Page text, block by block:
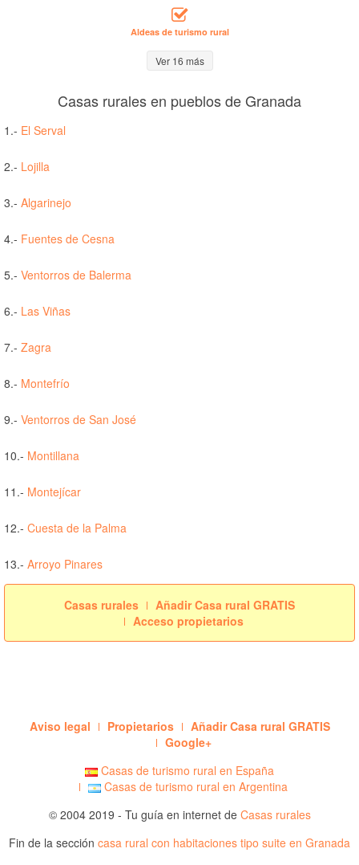
Aldeas de turismo rural
Ver 16 más
Casas rurales en pueblos de Granada
1.- El Serval
2.- Lojilla
3.- Algarinejo
4.- Fuentes de Cesna
5.- Ventorros de Balerma
6.- Las Viñas
7.- Zagra
8.- Montefrío
9.- Ventorros de San José
10.- Montillana
11.- Montejícar
12.- Cuesta de la Palma
13.- Arroyo Pinares
Casas rurales
Añadir Casa rural GRATIS
Acceso propietarios
Aviso legal Propietarios
Añadir Casa rural GRATIS
Google+
Casas de turismo rural en España
Casas de turismo rural en Argentina
© 2004 2019 - Tu guía en internet de Casas rurales
Fin de la sección casa rural con habitaciones tipo suite en Granada